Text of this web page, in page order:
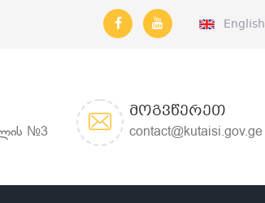
English
№3
ᲛᲝᲒᲕᲬᲔᲠᲔᲗ
contact@kutaisi.gov.ge